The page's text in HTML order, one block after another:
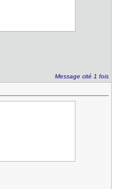
Message cité 1 fois